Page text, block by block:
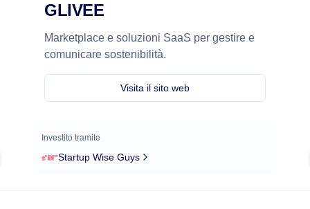
GLIVEE
Marketplace e soluzioni SaaS per gestire e
comunicare sostenibilità.
Visita il sito web
Investito tramite
Startup Wise Guys